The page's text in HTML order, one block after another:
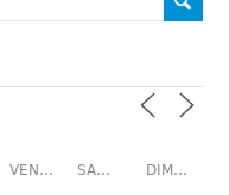
VENDREDI SAMEDI DIMANCHE